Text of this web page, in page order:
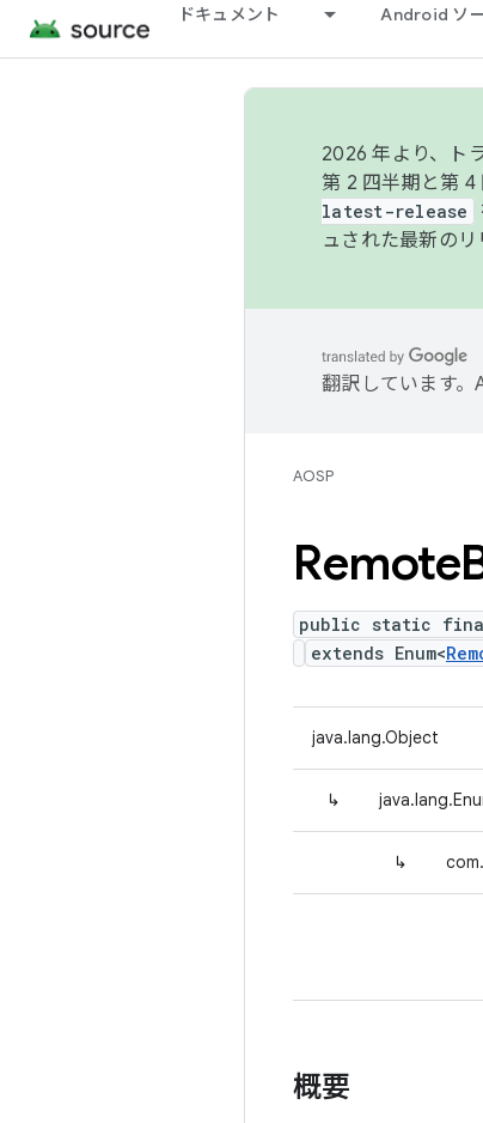
ドキュメント Android ソ
2026 年より、ト
第 2 四半期と第 4
latest-release
ュされた最新のリ
翻訳しています。
AOSP
Remote
public static final
extends Enum<
java.lang.Object
↳
↳
概要